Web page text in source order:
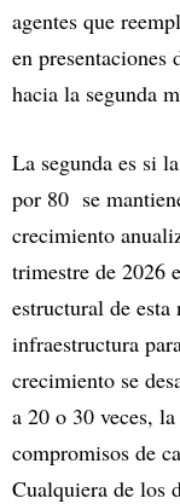
agentes que
en presentaciones
hacia la segunda
La segunda es si
por 80 se
crecimiento
trimestre de 2026
estructural de
infraestructura
crecimiento se
a 20 o 30 veces,
compromisos de
Cualquiera de los